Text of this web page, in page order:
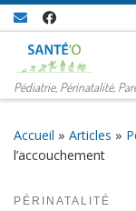
Passer au
Pédiatrie, Périnatalité,
Accueil » Articles »
l’accouchement
PÉRINATALITÉ